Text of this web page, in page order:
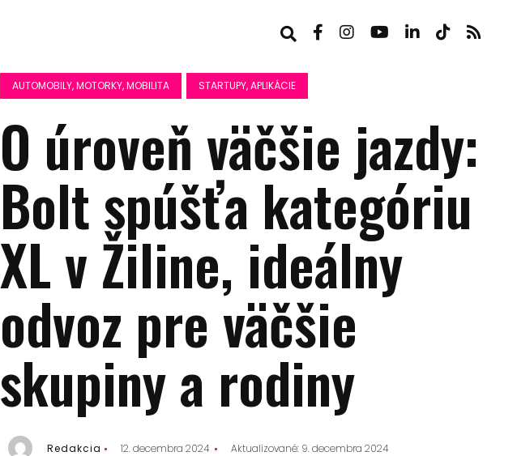
AUTOMOBILY, MOTORKY, MOBILITA STARTUPY, APLIKÁCIE
O úroveň väčšie jazdy:
Bolt spúšťa kategóriu
XL v Žiline, ideálny
odvoz pre väčšie
skupiny a rodiny
Redakcia 12. decembra 2024 Aktualizované: 9. decembra 2024